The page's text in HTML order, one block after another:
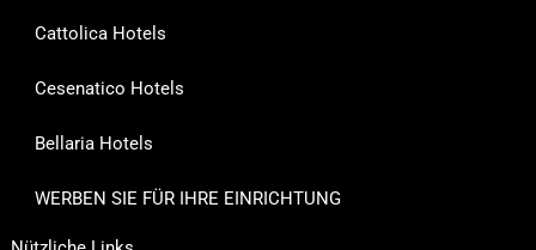
Cattolica Hotels
Cesenatico Hotels
Bellaria Hotels
WERBEN SIE FÜR IHRE EINRICHTUNG